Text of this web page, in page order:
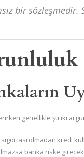
bir
genellikle şu iki
olmadan kredi
banka riske